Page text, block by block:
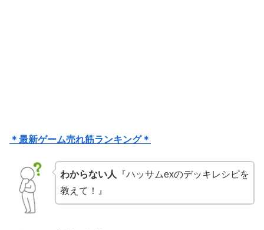
＊最新ゲーム売れ筋ランキング＊
わからない人 『ハッサムexのデッキレシピを
教えて！』